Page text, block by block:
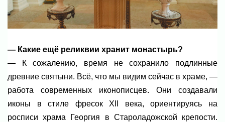
— Какие ещё реликвии хранит монастырь?
— К сожалению, время не сохранило подлинные
древние святыни. Всё, что мы видим сейчас в храме, —
работа современных иконописцев. Они создавали
иконы в стиле фресок XII века, ориентируясь на
росписи храма Георгия в Староладожской крепости.